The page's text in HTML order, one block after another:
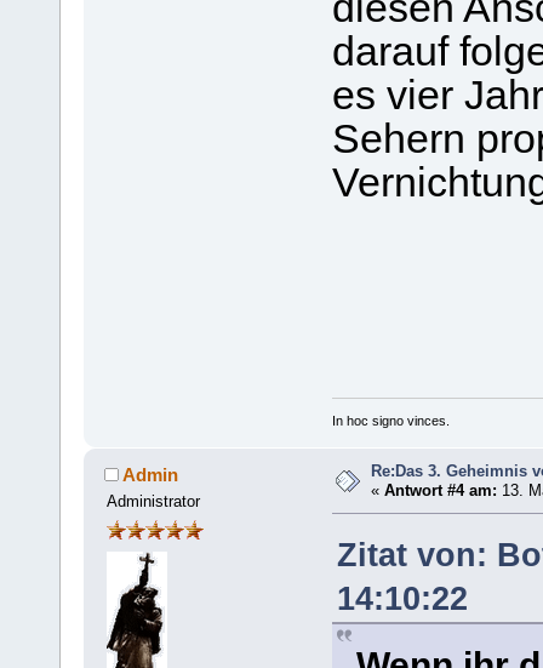
darauf
es vier
Sehern
In hoc signo vinces.
Admin
Administrator
Re:Das 3. Geheimnis
«Antwort #4 am: 13.
Zitat von:
14:10:22